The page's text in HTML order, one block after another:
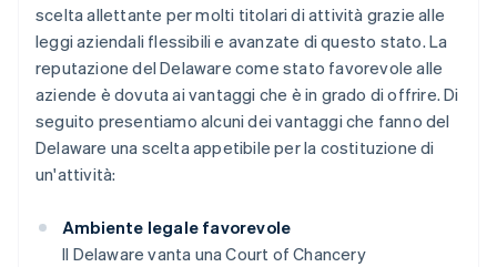
scelta allettante per molti titolari di attività grazie alle
leggi aziendali flessibili e avanzate di questo stato. La
reputazione del Delaware come stato favorevole alle
aziende è dovuta ai vantaggi che è in grado di offrire. Di
seguito presentiamo alcuni dei vantaggi che fanno del
Delaware una scelta appetibile per la costituzione di
un'attività:
Ambiente legale favorevole
Il Delaware vanta una Court of Chancery